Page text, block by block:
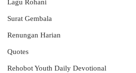
Lagu Rohani
Surat Gembala
Renungan Harian
Quotes
Rehobot Youth Daily Devotional